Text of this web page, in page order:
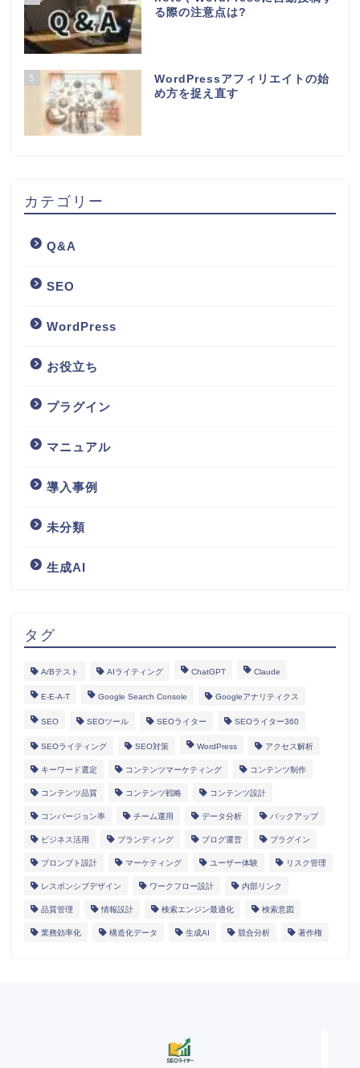
る際の注意点は?
5
WordPressアフィリエイトの始
め方を捉え直す
カテゴリー
Q&A
SEO
WordPress
お役立ち
プラグイン
マニュアル
導入事例
未分類
生成AI
タグ
A/Bテスト AIライティング ChatGPT Claude
E-E-A-T Google Search Console Googleアナリティクス
SEO SEOツール SEOライター SEOライター360
SEOライティング SEO対策 WordPress アクセス解析
キーワード選定 コンテンツマーケティング コンテンツ制作
コンテンツ品質 コンテンツ戦略 コンテンツ設計
コンバージョン率 チーム運用 データ分析 バックアップ
ビジネス活用 ブランディング ブログ運営 プラグイン
プロンプト設計 マーケティング ユーザー体験 リスク管理
レスポンシブデザイン ワークフロー設計 内部リンク
品質管理 情報設計 検索エンジン最適化 検索意図
業務効率化 構造化データ 生成AI 競合分析 著作権
HOME